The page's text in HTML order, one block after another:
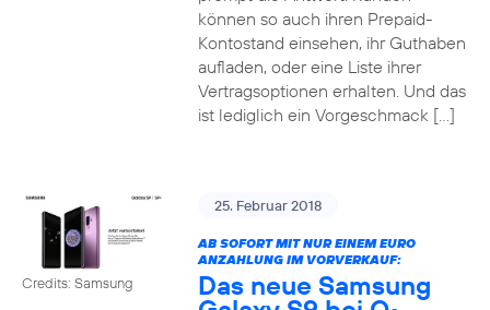
können so auch ihren Prepaid-
Kontostand einsehen, ihr Guthaben
aufladen, oder eine Liste ihrer
Vertragsoptionen erhalten. Und das
ist lediglich ein Vorgeschmack […]
Credits: Samsung
25. Februar 2018
AB SOFORT MIT NUR EINEM EURO
ANZAHLUNG IM VORVERKAUF:
Das neue Samsung